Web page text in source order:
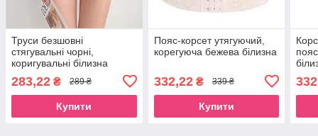
Труси безшовні
стягувальні чорні,
коригувальні білизна
283,22 ₴ 289 ₴
Купити
Пояс-корсет утягуючий,
корегуюча бежева білизна
332,22₴ 339 ₴
Купити